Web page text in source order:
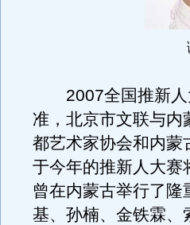
2007全国推新人
准，北京市文联与
都艺术家协会和内蒙
于今年的推新人大赛
曾在内蒙古举行了
基、孙楠、金铁霖、